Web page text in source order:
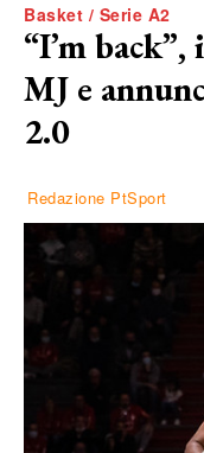
Basket / Serie A2
“I’m
MJ e
2.0
Redazione PtSport